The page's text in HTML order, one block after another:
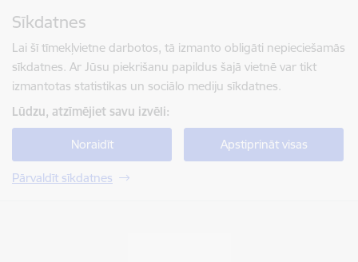
Sīkdatnes
Lai šī tīmekļvietne darbotos, tā izmanto obligāti nepieciešamās
sīkdatnes. Ar Jūsu piekrišanu papildus šajā vietnē var tikt
izmantotas statistikas un sociālo mediju sīkdatnes.
Lūdzu, atzīmējiet savu izvēli:
Noraidīt Apstiprināt visas
Pārvaldīt sīkdatnes